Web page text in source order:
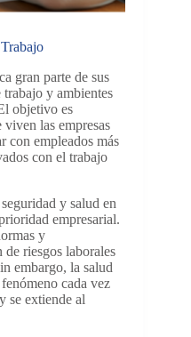
gran parte de sus
trabajo y ambientes
objetivo es
viven las empresas
con empleados más
con el trabajo
y salud en
empresarial.
y
riesgos laborales
embargo, la salud
cada vez
se extiende al